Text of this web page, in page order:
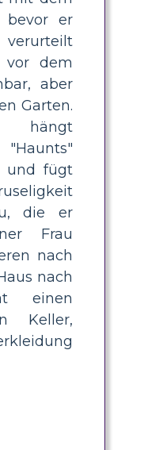
bevor er
vor dem
aber
Garten.
hängt
und fügt
die er
Frau
nach
nach
einen
Keller,